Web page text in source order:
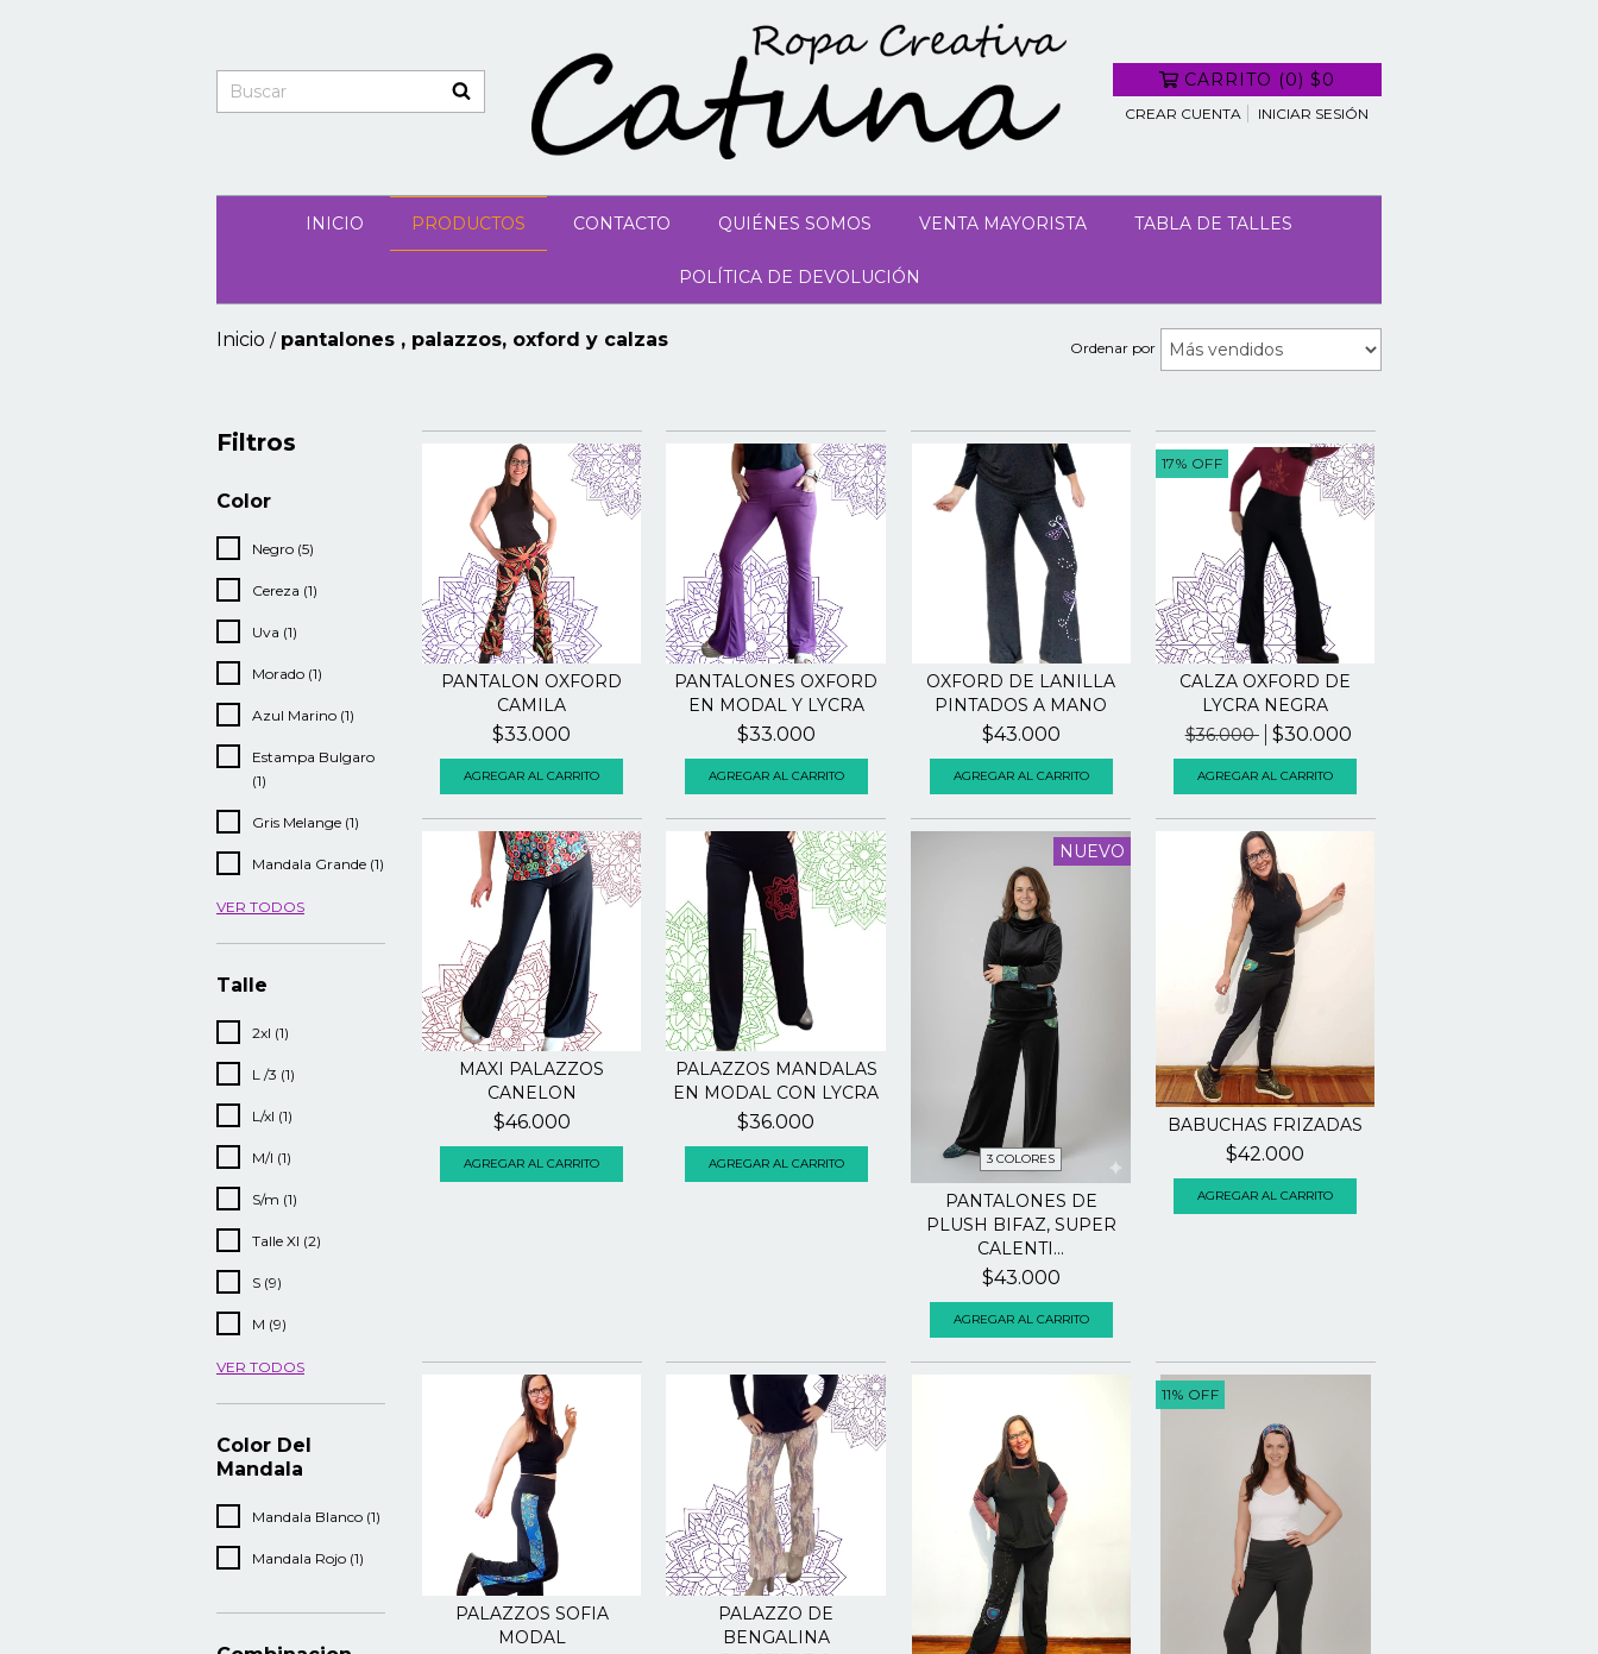
CARRITO (0) $0
CREAR CUENTA INICIAR SESIÓN
INICIO PRODUCTOS CONTACTO QUIÉNES SOMOS VENTA MAYORISTA TABLA DE TALLES
POLÍTICA DE DEVOLUCIÓN
Inicio / pantalones , palazzos, oxford y calzas Ordenar por
Filtros
Color
Negro (5)
Cereza (1)
Uva (1)
Morado (1)
Azul Marino (1)
Estampa Bulgaro
(1)
Gris Melange (1)
Mandala Grande (1)
VER TODOS
Talle
2xl (1)
L /3 (1)
L/xl (1)
M/l (1)
S/m (1)
Talle Xl (2)
S (9)
M (9)
VER TODOS
Color Del
Mandala
Mandala Blanco (1)
Mandala Rojo (1)
PANTALON OXFORD
CAMILA
$33.000
AGREGAR AL CARRITO
PANTALONES OXFORD
EN MODAL Y LYCRA
$33.000
AGREGAR AL CARRITO
OXFORD DE LANILLA
PINTADOS A MANO
$43.000
AGREGAR AL CARRITO
17% OFF
CALZA OXFORD DE
LYCRA NEGRA
$36.000
$30.000
AGREGAR AL CARRITO
MAXI PALAZZOS
CANELON
$46.000
AGREGAR AL CARRITO
PALAZZOS MANDALAS
EN MODAL CON LYCRA
$36.000
AGREGAR AL CARRITO
NUEVO
3 COLORES
PANTALONES DE
PLUSH BIFAZ, SUPER
CALENTI...
$43.000
AGREGAR AL CARRITO
BABUCHAS FRIZADAS
$42.000
AGREGAR AL CARRITO
PALAZZOS SOFIA
MODAL
PALAZZO DE
BENGALINA
11% OFF